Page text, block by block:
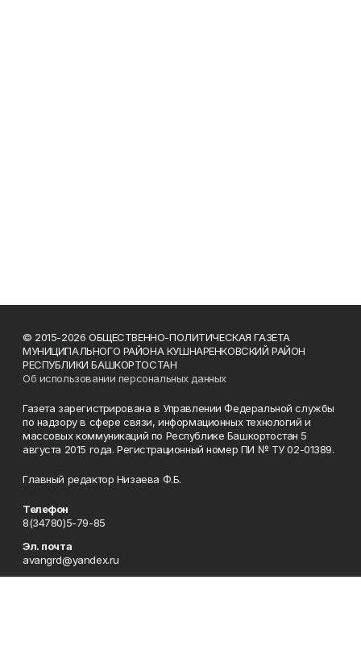
© 2015-2026 ОБЩЕСТВЕННО-ПОЛИТИЧЕСКАЯ ГАЗЕТА
МУНИЦИПАЛЬНОГО РАЙОНА КУШНАРЕНКОВСКИЙ РАЙОН
РЕСПУБЛИКИ БАШКОРТОСТАН
Об использовании персональных данных
Газета зарегистрирована в Управлении Федеральной службы
по надзору в сфере связи, информационных технологий и
массовых коммуникаций по Республике Башкортостан 5
августа 2015 года. Регистрационный номер ПИ № ТУ 02-01389.
Главный редактор Низаева Ф.Б.
Телефон
8(34780)5-79-85
Эл. почта
avangrd@yandex.ru